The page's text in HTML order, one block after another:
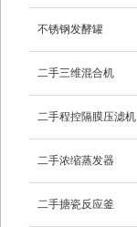
不锈钢发酵罐
二手三维混合机
二手程控隔膜压滤机
二手浓缩蒸发器
二手搪瓷反应釜